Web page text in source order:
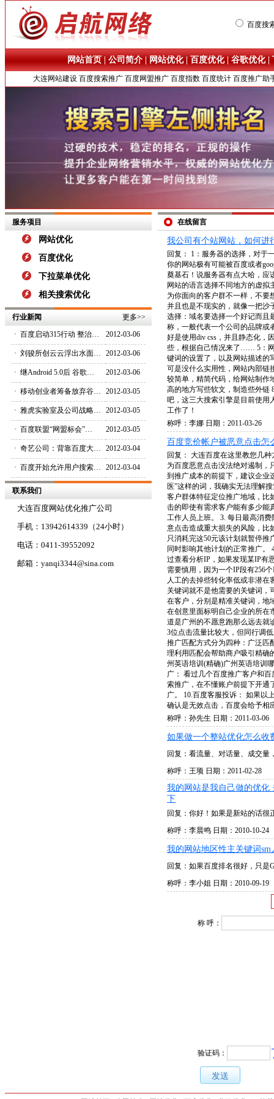
百度搜
网站首页 |公司简介 网站优化|百度优化|谷歌优化|
大连网站建设 百度搜索推广 百度网盟推广 百度指数 百度统计 百度推广助
服务项目
网站优化
百度优化
下拉菜单优化
相关搜索优化
行业新闻 更多>>
· 百度启动315行动 整治… 2012-03-06
· 刘骏所创云云浮出水面… 2012-03-06
· 继Android 5.0后 谷歌… 2012-03-06
· 移动创业者筹备放弃谷… 2012-03-05
· 雅虎实验室及公司战略… 2012-03-05
· 百度联盟“网盟标会”… 2012-03-05
· 奇艺公司：背靠百度大… 2012-03-04
· 百度开始允许用户搜索… 2012-03-04
联系我们
大连百度网站优化推广公司
手机：13942614339（24小时）
电话：0411-39552092
邮箱： yanqi3344@sina.com
在线留言
我公司有个站网站，如何进
回复： 1：服务器的选择，对于
你的网站极有可能被百度或者
奠基石！说服务器有点大哈，应
网站的语言选择不同地方的虚
为你面向的客户群不一样，不要
并且也是不现实的，就像一把
选择：域名要选择一个好记而且
称，一般代表一个公司的品牌或
好是使用div css，并且静态化，
些，根据自己情况来了…… 5：
键词的设置了，以及网站描述的
可是没什么实用性，网站内部链
较简单，精简代码，给网站制作
高的地方写些软文，制造些外链
吧，这三大搜索引擎是目前使用
工作了！
称呼：李娜 日期：2011-03-26
百度竞价帐户被恶意点击怎
回复： 大连百度在这里教您几
为百度恶意点击没法绝对遏制，
到推广成本的前提下，建议企业
医”这样的词，我确实无法理解
客户群体特征定位推广地域，比
击的即使有需求客户能有多少能
工作人员上班。 3. 每日最高消
意点击造成重大损失的风险，比
只消耗完这50元该计划就暂停
同时影响其他计划的正常推广。
过查看分析IP，如果发现某IP有
需要慎用，因为一个IP段有256
人工的去掉些转化率低或非潜在
关键词就不是他需要的关键词，
在客户，分别是精准关键词，地
在创意里面标明自己企业的所在
道是广州的不愿意跑那么远去就
3位点击流量比较大，但同行调
推广匹配方式分为四种：广泛匹
理利用匹配会帮助商户吸引精确
州英语培训(精确)广州英语培训
广： 看过几个百度推广客户和
索推广，在不懂账户前提下开通
广。 10.百度客服投诉： 如果以
确认是无效点击，百度会给予相
称呼：孙先生 日期：2011-03-06
如果做一个整站优化怎么收
回复：看流量、对话量、成交
称呼：王顼 日期：2011-02-28
我的网站是我自己做的优
下
回复：你好！如果是新站的话
称呼：李晨鸣 日期：2010-10-24
我的网站地区性主关键词
回复：如果百度排名很好，只是
称呼：李小姐 日期：2010-09-19
称 呼：
验证码：